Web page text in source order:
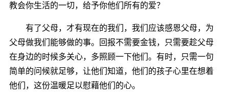
教会你生活的一切，给予你他们所有的爱？
有了父母，才有现在的我们，我们应该感恩父母，为
父母做我们能够做的事。回报不需要金钱，只需要趁父母
在身边的时候多关心，多照顾一下他们。有时，只需一句
简单的问候就足够，让他们知道，他们的孩子心里在想着
他们，这份温暖足以慰藉他们的心。